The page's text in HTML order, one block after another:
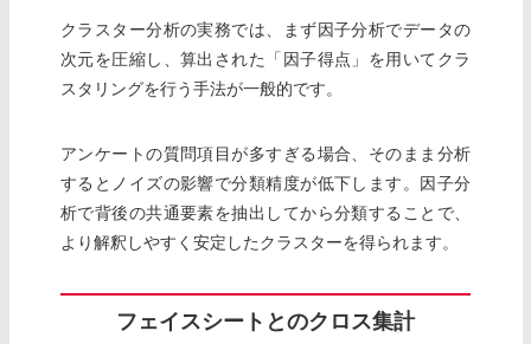
クラスター分析の実務では、まず因子分析でデータの
次元を圧縮し、算出された「因子得点」を用いてクラ
スタリングを行う手法が一般的です。
アンケートの質問項目が多すぎる場合、そのまま分析
するとノイズの影響で分類精度が低下します。因子分
析で背後の共通要素を抽出してから分類することで、
より解釈しやすく安定したクラスターを得られます。
フェイスシートとのクロス集計